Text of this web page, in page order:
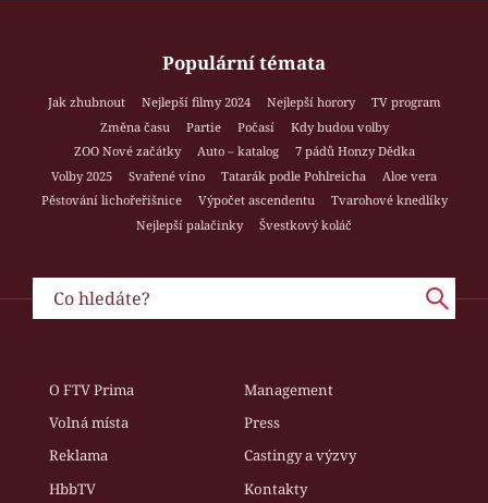
Populární témata
Jak zhubnout Nejlepší filmy 2024 Nejlepší horory
TV program
Změna času
Partie Počasí
Kdy budou volby
ZOO Nové začátky
Auto – katalog
7 pádů Honzy Dědka
Volby 2025
Svařené víno Tatarák podle Pohlreicha
Aloe vera
Pěstování lichořeřišnice
Výpočet ascendentu
Tvarohové knedlíky
Nejlepší palačinky
Švestkový koláč
O FTV Prima
Management
Volná místa
Press
Reklama
Castingy a výzvy
HbbTV
Kontakty